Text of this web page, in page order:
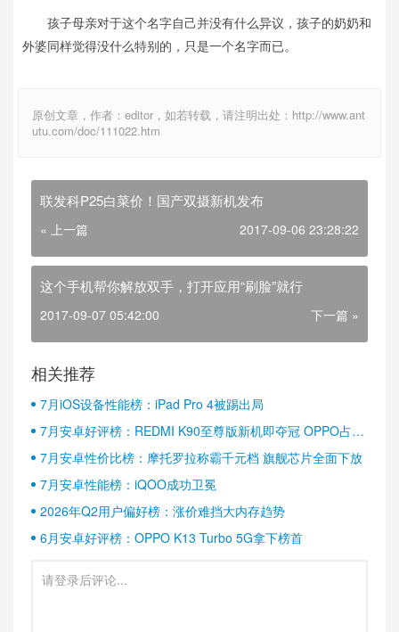
孩子母亲对于这个名字自己并没有什么异议，孩子的奶奶和
外婆同样觉得没什么特别的，只是一个名字而已。
原创文章，作者：editor，如若转载，请注明出处：http://www.ant
utu.com/doc/111022.htm
联发科P25白菜价！国产双摄新机发布
« 上一篇 2017-09-06 23:28:22
这个手机帮你解放双手，打开应用“刷脸”就行
2017-09-07 05:42:00 下一篇 »
相关推荐
7月iOS设备性能榜：iPad Pro 4被踢出局
7月安卓好评榜：REDMI K90至尊版新机即夺冠 OPPO占据
半壁江山
7月安卓性价比榜：摩托罗拉称霸千元档 旗舰芯片全面下放
7月安卓性能榜：iQOO成功卫冕
2026年Q2用户偏好榜：涨价难挡大内存趋势
6月安卓好评榜：OPPO K13 Turbo 5G拿下榜首